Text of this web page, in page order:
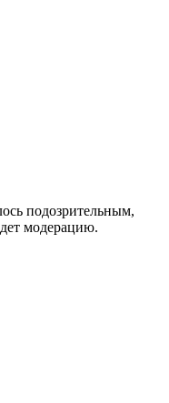
подозрительным,
модерацию.